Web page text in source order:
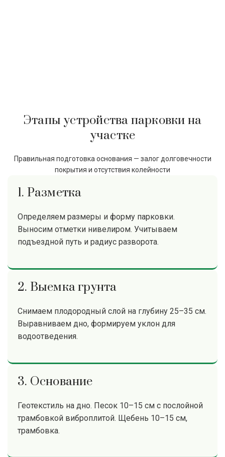
Этапы устройства парковки на
участке
Правильная подготовка основания — залог долговечности
покрытия и отсутствия колейности
1. Разметка
Определяем размеры и форму парковки.
Выносим отметки нивелиром. Учитываем
подъездной путь и радиус разворота.
2. Выемка грунта
Снимаем плодородный слой на глубину 25–35 см.
Выравниваем дно, формируем уклон для
водоотведения.
3. Основание
Геотекстиль на дно. Песок 10–15 см с послойной
трамбовкой виброплитой. Щебень 10–15 см,
трамбовка.